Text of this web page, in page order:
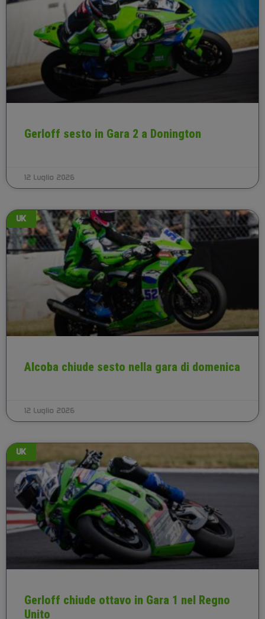
Gerloff sesto in Gara 2 a Donington
12 Luglio 2026
UK
Alcoba chiude sesto nella gara di domenica
12 Luglio 2026
UK
Gerloff chiude ottavo in Gara 1 nel Regno
Unito